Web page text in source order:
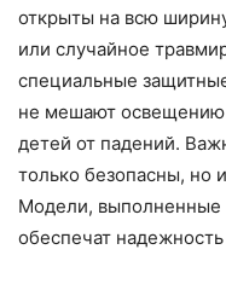
открыты на всю
или случайное
специальные
не мешают
детей от падений.
только безопасны, но
Модели, выполненные
обеспечат